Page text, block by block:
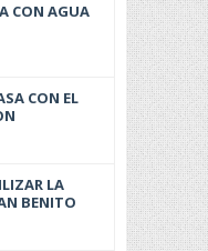
CON AGUA
CON EL
LA
BENITO